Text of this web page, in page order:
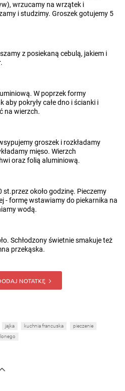
wrzucamy na wrzątek i
i studzimy. Groszek gotujemy 5
z posiekaną cebulą, jakiem i
.
W poprzek formy
pokryły całe dno i ścianki i
na wierzch.
groszek i rozkładamy
mięso. Wierzch
oraz folią aluminiową.
około godzinę. Pieczemy
- formę wstawiamy do piekarnika na
wodą.
Schłodzony świetnie smakuje też
przekąska.
NOTATKĘ
jajka kuchnia francuska
pieczenie